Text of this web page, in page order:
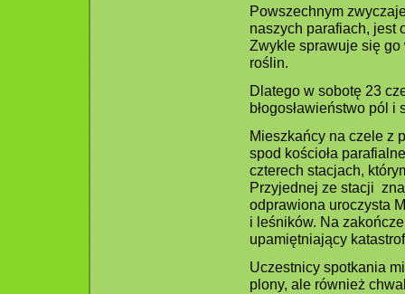
Powszechnym
naszych parafiach, jest
Zwykle sprawuje się
roślin.
Dlatego w sobotę 23
błogosławieństwo pól
Mieszkańcy na czele z
spod kościoła
czterech stacjach,
Przyjednej ze stacji
odprawiona uroczysta
i leśników. Na
upamiętniający
Uczestnicy spotkania
plony, ale również